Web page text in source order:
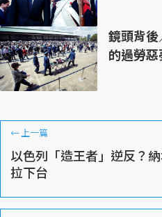
鏡頭背
的過勞惡
←上一篇
以色列「造王者」逆反？
拉下台